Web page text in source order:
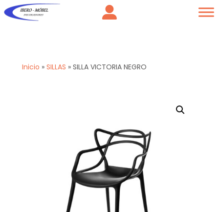
Inicio » SILLAS » SILLA VICTORIA NEGRO